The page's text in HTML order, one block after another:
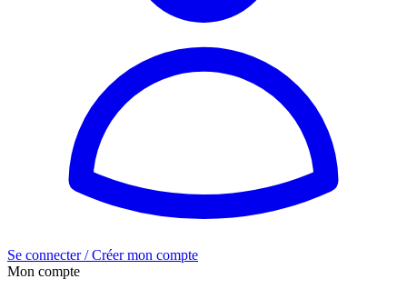
Se connecter / Créer mon compte
Mon compte